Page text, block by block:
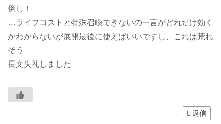
倒し！
…ライフコストと特殊召喚できないの一言がどれだけ効く
かわからないが展開最後に使えばいいですし、これは荒れ
そう
長文失礼しました
返信